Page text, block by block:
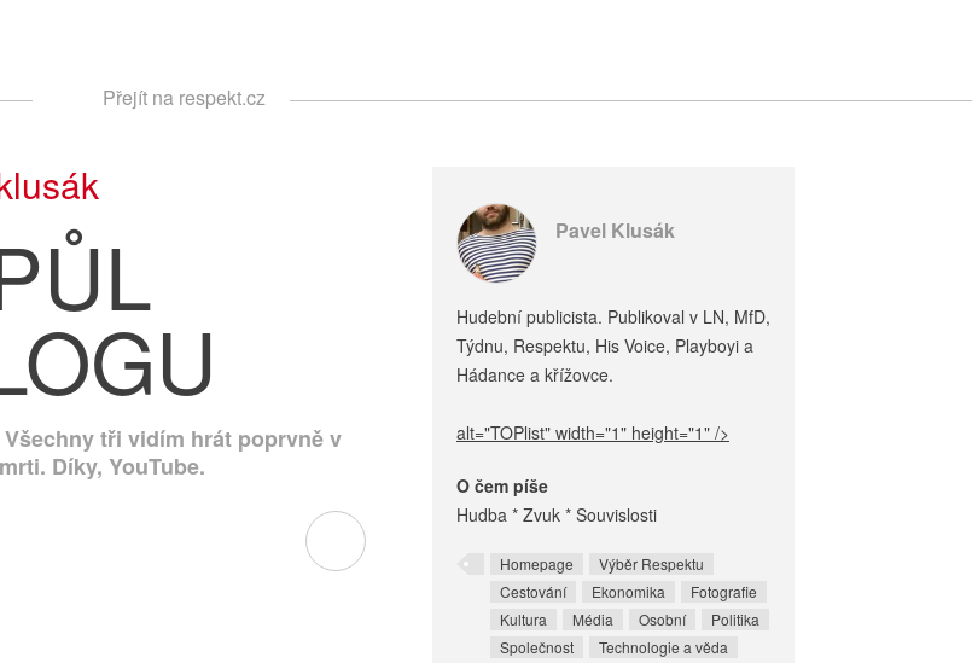
Přejít na respekt.cz
Všechny tři vidím hrát poprvně v
Díky, YouTube.
Pavel Klusák
Hudební publicista. Publikoval v LN, MfD,
Týdnu, Respektu, His Voice, Playboyi a
Hádance a křížovce.
alt="TOPlist" width="1" height="1" />
O čem píše
Hudba * Zvuk * Souvislosti
Homepage
Výběr Respektu
Cestování
Ekonomika
Fotografie
Kultura
Média Osobní
Politika
Společnost
Technologie a věda